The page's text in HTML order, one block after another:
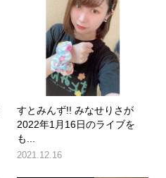
すとみんず!! みなせりさが
2022年1月16日のライブを
も...
2021.12.16